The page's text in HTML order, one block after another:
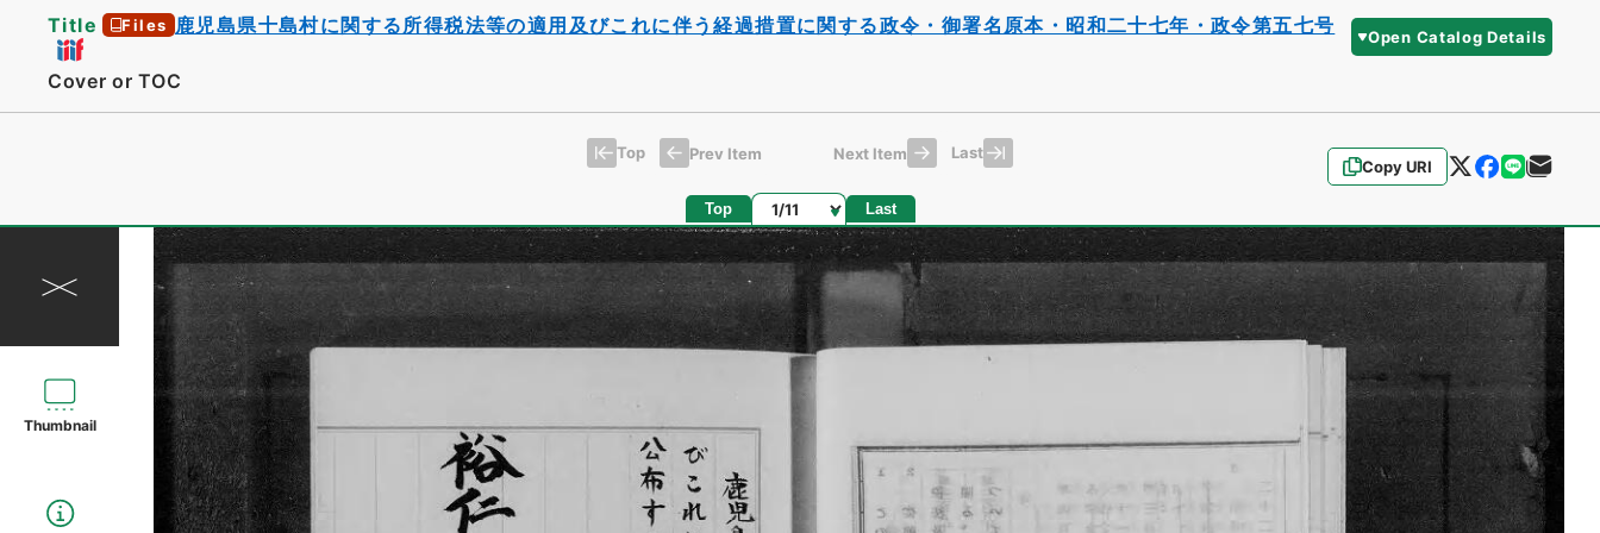
Title Files 鹿児島県十島村に関する所得税法等の適用及びこれに伴う経過措置に関する政令・御署名原本・昭和二十七年・政令第五七号 Open Catalog Details
Cover or TOC
Copy URI
Top Prev Item Next Item Last
Top Page Last
Thumbnail